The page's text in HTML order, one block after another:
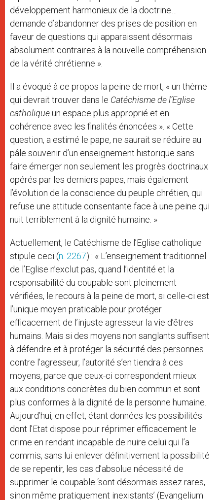
développement harmonieux de la doctrine…
demande d’abandonner des prises de position en
faveur de questions qui apparaissent désormais
absolument contraires à la nouvelle compréhension
de la vérité chrétienne ».
Il a évoqué à ce propos la peine de mort, « un thème
qui devrait trouver dans le Catéchisme de l’Eglise
catholiqueun espace plus approprié et en
cohérence avec les finalités énoncées ». « Cette
question, a estimé le pape, ne saurait se réduire au
pâle souvenir d’un enseignement historique sans
faire émerger non seulement les progrès doctrinaux
opérés par les derniers papes, mais également
l’évolution de la conscience du peuple chrétien, qui
refuse une attitude consentante face à une peine qui
nuit terriblement à la dignité humaine. »
Actuellement, le Catéchisme de l’Eglise catholique
stipule ceci (n. 2267) : « L’enseignement traditionnel
de l’Eglise n’exclut pas, quand l’identité et la
responsabilité du coupable sont pleinement
vérifiées, le recours à la peine de mort, si celle-ci est
l’unique moyen praticable pour protéger
efficacement de l’injuste agresseur la vie d’êtres
humains. Mais si des moyens non sanglants suffisent
à défendre et à protéger la sécurité des personnes
contre l’agresseur, l’autorité s’en tiendra à ces
moyens, parce que ceux-ci correspondent mieux
aux conditions concrètes du bien commun et sont
plus conformes à la dignité de la personne humaine.
Aujourd’hui, en effet, étant données les possibilités
dont l’Etat dispose pour réprimer efficacement le
crime en rendant incapable de nuire celui qui l’a
commis, sans lui enlever définitivement la possibilité
de se repentir, les cas d’absolue nécessité de
supprimer le coupable ‘sont désormais assez rares,
sinon même pratiquement inexistants’ (Evangelium